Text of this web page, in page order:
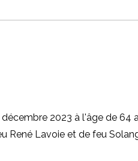
2023 à l'âge de 64
René Lavoie et de feu